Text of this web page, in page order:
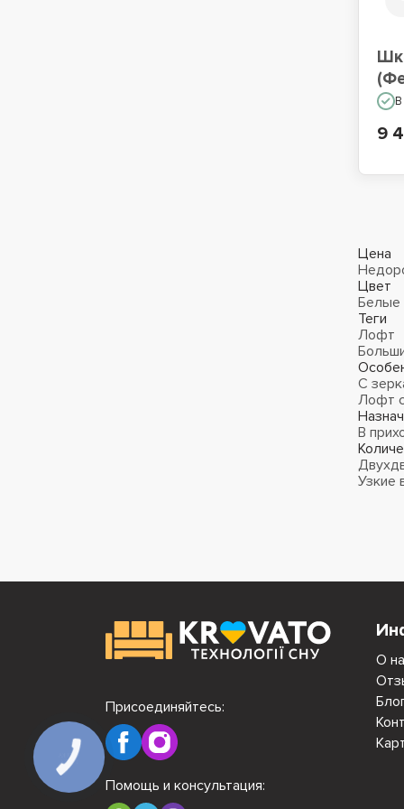
9
Цена
Цвет
Белые
Теги
Лофт
С
Лофт
В
Узкие
О
Присоединяйтесь:
Помощь и консультация: